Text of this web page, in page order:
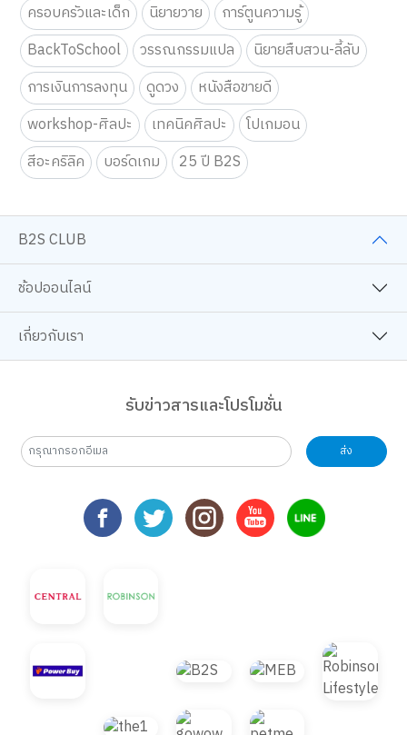
ครอบครัวและเด็ก
นิยายวาย
การ์ตูนความรู้
BackToSchool
วรรณกรรมแปล
นิยายสืบสวน-ลี้ลับ
การเงินการลงทุน
ดูดวง
หนังสือขายดี
workshop-ศิลปะ
เทคนิคศิลปะ
โปเกมอน
สีอะคริลิค
บอร์ดเกม 25 ปี B2S
B2S CLUB
ช้อปออนไลน์
เกี่ยวกับเรา
รับข่าวสารและโปรโมชั่น
ส่ง